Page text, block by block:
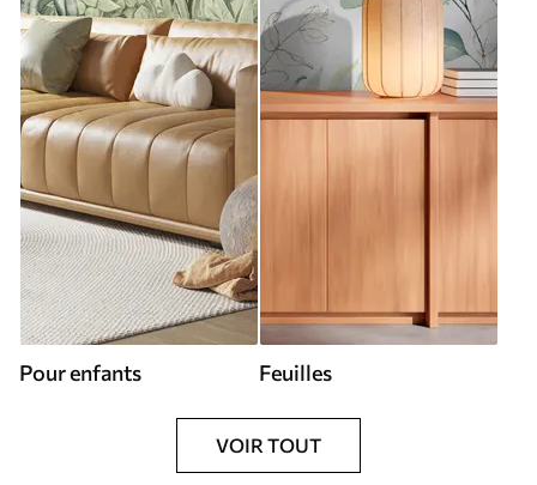
Pour enfants Feuilles
VOIR TOUT